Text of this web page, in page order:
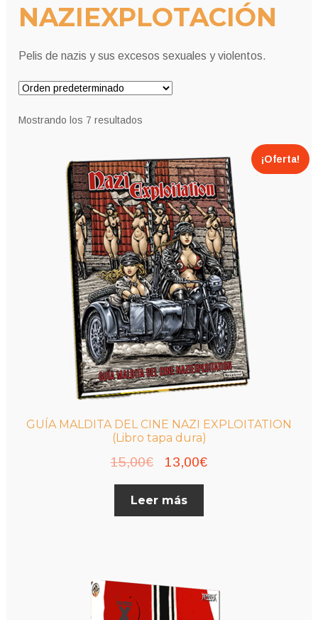
NAZIEXPLOTACIÓN
Pelis de nazis y sus excesos sexuales y violentos.
Mostrando los 7 resultados
GUÍA MALDITA DEL CINE NAZI EXPLOITATION
(Libro tapa dura)
¡Oferta!
15,00€
El
precio
original
13,00€El
Leer más